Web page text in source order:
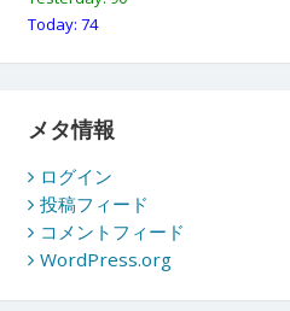
Today: 74
メタ情報
ログイン
投稿フィード
コメントフィード
WordPress.org